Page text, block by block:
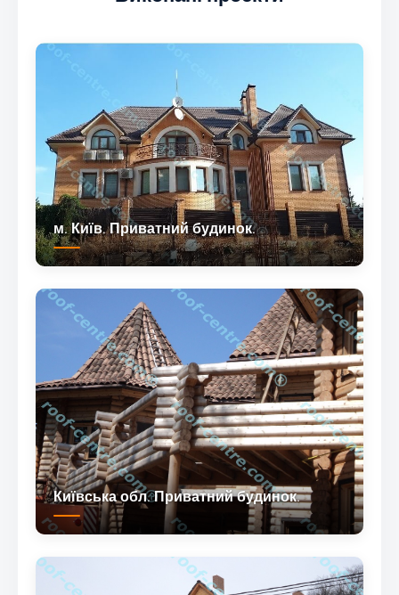
м. Київ. Приватний будинок.
Київська обл. Приватний будинок.